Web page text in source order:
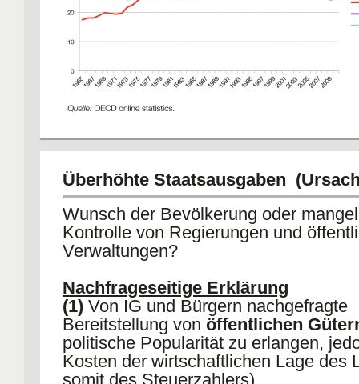
Überhöhte Staatsausgaben
Wunsch der Bevölkerung oder
Kontrolle von Regierungen und
Verwaltungen?
Nachfrageseitige Erklärung
(1) Von IG und Bürgern nachgefragte
Bereitstellung von öffentlichen
politische Popularität zu erlangen,
Kosten der wirtschaftlichen Lage des
somit des Steuerzahlers)